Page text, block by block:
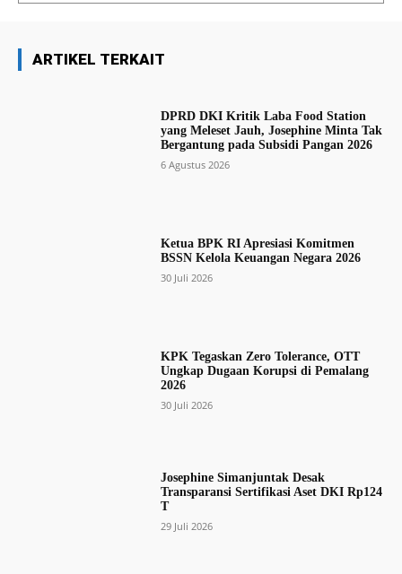
ARTIKEL TERKAIT
DPRD DKI Kritik Laba Food Station
yang Meleset Jauh, Josephine Minta Tak
Bergantung pada Subsidi Pangan 2026
6 Agustus 2026
Ketua BPK RI Apresiasi Komitmen
BSSN Kelola Keuangan Negara 2026
30 Juli 2026
KPK Tegaskan Zero Tolerance, OTT
Ungkap Dugaan Korupsi di Pemalang
2026
30 Juli 2026
Josephine Simanjuntak Desak
Transparansi Sertifikasi Aset DKI Rp124
T
29 Juli 2026